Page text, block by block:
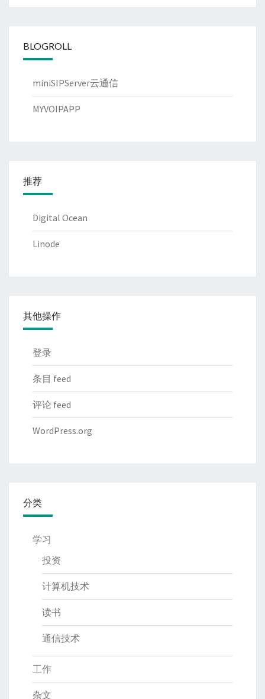
BLOGROLL
miniSIPServer云通信
MYVOIPAPP
推荐
Digital Ocean
Linode
其他操作
登录
条目 feed
评论 feed
WordPress.org
分类
学习
投资
计算机技术
读书
通信技术
工作
杂文